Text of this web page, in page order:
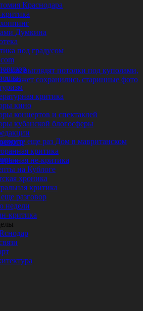
Краснодара
Думкина
под градусом
критика
кино
концертов и спектаклей
кубанской блогосферы
критика
не-критика
на Кублоге
хроника
критика
разговор
недели
критика
как выглядят потолки под куполами,
А может сохранились старинные фото
еще раз Дом в мавританском
→